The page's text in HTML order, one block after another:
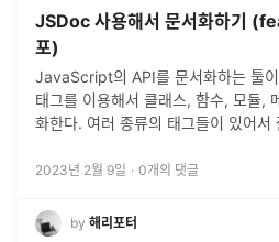
JSDoc 사용해서 문서화하기
포)
JavaScript의 API를 문서화하는 툴
태그를 이용해서 클래스, 함수, 모듈,
화한다. 여러 종류의 태그들이 있어서
2023년 2월 9일 · 0개의 댓글
by 해리포터